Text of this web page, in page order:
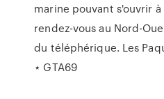
marine pouvant s'ouvrir
rendez-vous au Nord-
du téléphérique. Les
⋆ GTA69